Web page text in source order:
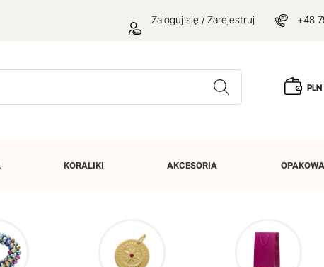
Zaloguj się / Zarejestruj +48
Wyszukaj PLN
KORALIKI AKCESORIA